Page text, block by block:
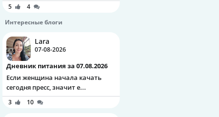
5
4
Интересные блоги
Lara
07-08-2026
Дневник питания за 07.08.2026
Если женщина начала качать
сегодня пресс, значит е...
3 10